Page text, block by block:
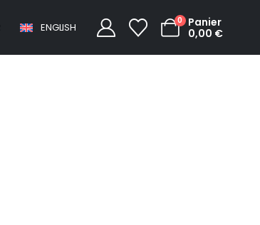
ENGLISH
0
Panier
0,00 €